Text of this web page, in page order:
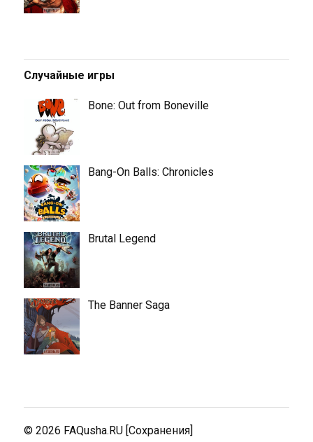
Случайные игры
Bone: Out from Boneville
Bang-On Balls: Chronicles
Brutal Legend
The Banner Saga
© 2026 FAQusha.RU [Сохранения]